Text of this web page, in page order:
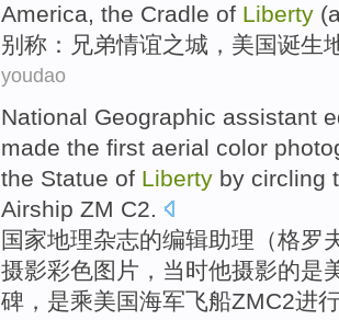
America, the Cradle of Liberty
别称 ：兄弟情谊之城 ， 美国诞生
youdao
National Geographic assistant
made the first aerial color
the Statue of Liberty by circling
Airship ZM C2.
国家地理杂志的编辑助理 （格罗
摄影彩色图片 ， 当时他摄影的是
碑 ，是乘美国海军飞船ZMC2进